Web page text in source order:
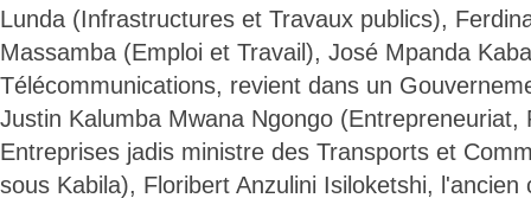
Lunda (Infrastructures et Travaux publics),
Massamba (Emploi et Travail), José Mpanda
Télécommunications, revient dans un
Justin Kalumba Mwana Ngongo (Entrepreneuriat,
Entreprises jadis ministre des Transports et
sous Kabila), Floribert Anzulini Isiloketshi,